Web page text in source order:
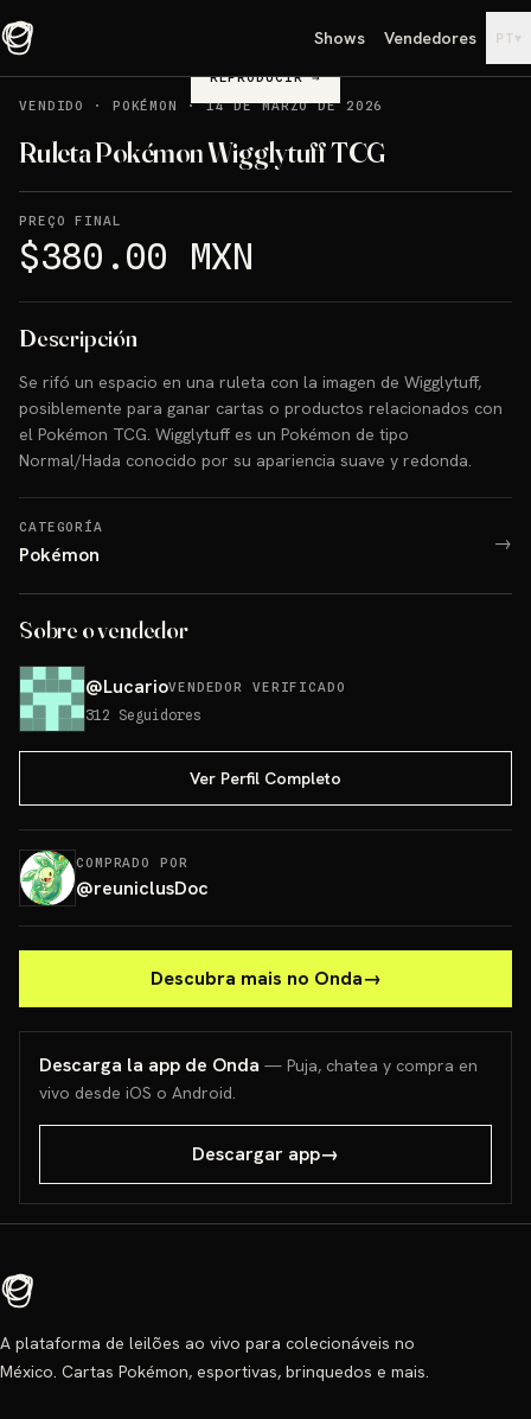
Shows Vendedores PT▾
REPRODUCIR→
VENDIDO
· POKÉMON ·14 DE MARZO DE 2026
Ruleta Pokémon Wigglytuff TCG
PREÇO FINAL
$380.00 MXN
Descripción
Se rifó un espacio en una ruleta con la imagen de Wigglytuff,
posiblemente para ganar cartas o productos relacionados con
el Pokémon TCG. Wigglytuff es un Pokémon de tipo
Normal/Hada conocido por su apariencia suave y redonda.
CATEGORÍA
Pokémon →
Sobre o vendedor
@LucarioVENDEDOR VERIFICADO
312 Seguidores
Ver Perfil Completo
COMPRADO POR
@reuniclusDoc
Descubra mais no Onda→
Descarga la app de Onda — Puja, chatea y compra en
vivo desde iOS o Android.
Descargar app→
A plataforma de leilões ao vivo para colecionáveis no
México. Cartas Pokémon, esportivas, brinquedos e mais.